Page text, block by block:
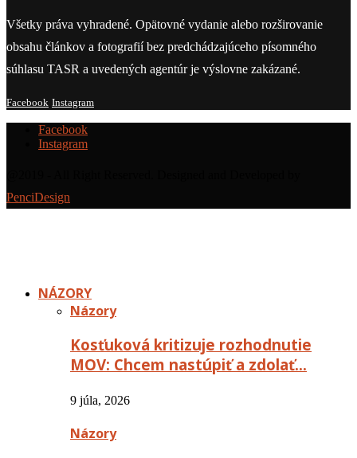
Všetky práva vyhradené. Opätovné vydanie alebo rozširovanie
obsahu článkov a fotografií bez predchádzajúceho písomného
súhlasu TASR a uvedených agentúr je výslovne zakázané.
Facebook Instagram
Facebook
Instagram
PenciDesign
NÁZORY
Názory
Kosťuková kritizuje rozhodnutie
MOV: Chcem nastúpiť a zdolať…
9 júla, 2026
Názory